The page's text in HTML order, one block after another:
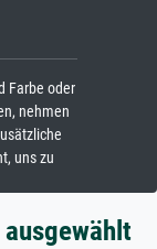
Farbe oder
nehmen
uns zu